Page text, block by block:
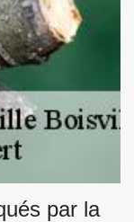
par la